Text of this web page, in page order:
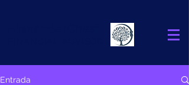
Entrada